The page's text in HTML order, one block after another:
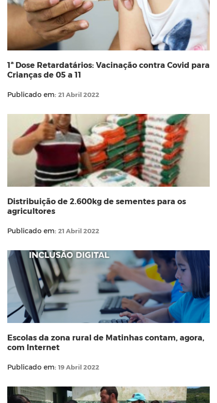
1ª Dose Retardatários: Vacinação contra Covid para
Crianças de 05 a 11
Publicado em: 21 Abril 2022
Distribuição de 2.600kg de sementes para os
agricultores
Publicado em: 21 Abril 2022
Escolas da zona rural de Matinhas contam, agora,
com Internet
Publicado em: 19 Abril 2022